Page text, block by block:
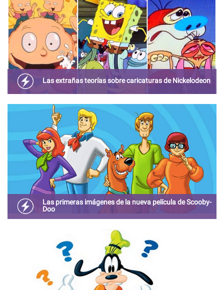
Las extrañas teorías sobre caricaturas de Nickelodeon
conocidos por todas y que seguro te harán ver estos
dibujos de otra manera.
Las primeras imágenes de la nueva película de Scooby-
Doo
Shaggy se convierten en los mejores cazadores de